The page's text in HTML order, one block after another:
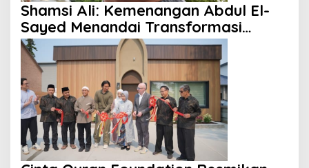
Shamsi Ali: Kemenangan Abdul El-
Sayed Menandai Transformasi
Politik Amerika